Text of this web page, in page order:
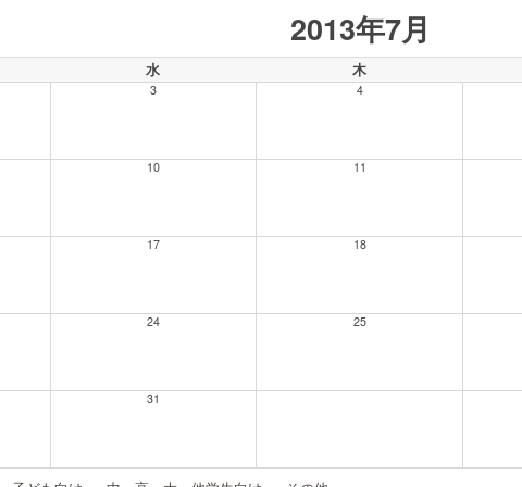
2013年7月
水 木
3 4
10 11
17 18
24 25
31